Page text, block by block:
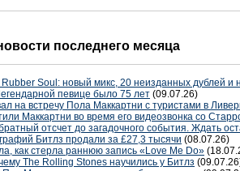
последнего месяца
Soul: новый микс, 20 неизданных дублей и
певице было 75 лет (09.07.26)
на встречу Пола Маккартни с туристами в
Маккартни во время его видеозвонка со
отсчет до загадочного события. Ждать
Битлз продали за £27,3 тысячи (08.07.26)
как стерла раннюю запись «Love Me Do»
The Rolling Stones научились у Битлз